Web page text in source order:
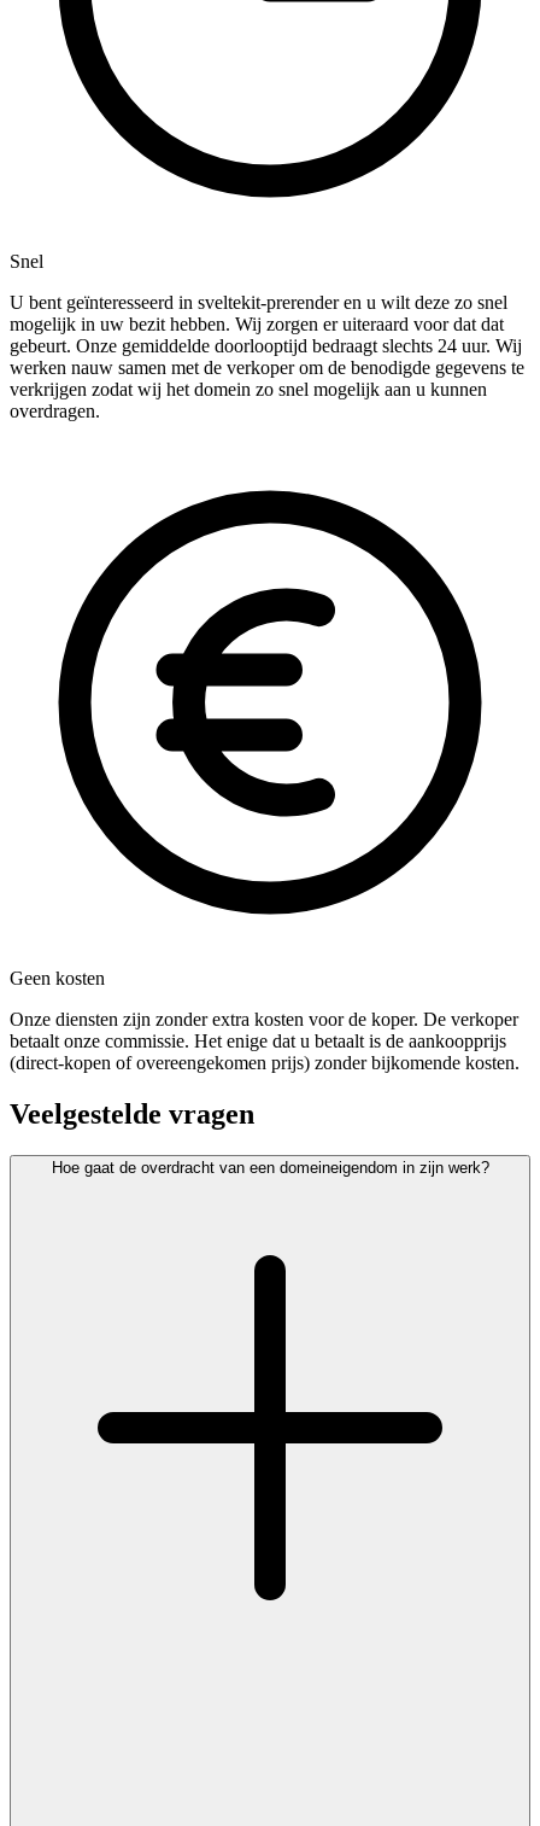
Snel
U bent geïnteresseerd in sveltekit-prerender en u wilt deze zo snel
mogelijk in uw bezit hebben. Wij zorgen er uiteraard voor dat dat
gebeurt. Onze gemiddelde doorlooptijd bedraagt slechts 24 uur. Wij
werken nauw samen met de verkoper om de benodigde gegevens te
verkrijgen zodat wij het domein zo snel mogelijk aan u kunnen
overdragen.
Geen kosten
Onze diensten zijn zonder extra kosten voor de koper. De verkoper
betaalt onze commissie. Het enige dat u betaalt is de aankoopprijs
(direct-kopen of overeengekomen prijs) zonder bijkomende kosten.
Veelgestelde vragen
Hoe gaat de overdracht van een domeineigendom in zijn werk?